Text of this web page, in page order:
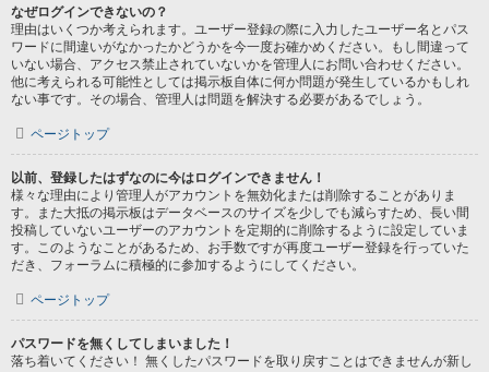
なぜログインできないの？
理由はいくつか考えられます。ユーザー登録の際に入力したユーザー名とパス
ワードに間違いがなかったかどうかを今一度お確かめください。もし間違って
いない場合、アクセス禁止されていないかを管理人にお問い合わせください。
他に考えられる可能性としては掲示板自体に何か問題が発生しているかもしれ
ない事です。その場合、管理人は問題を解決する必要があるでしょう。
ページトップ
以前、登録したはずなのに今はログインできません！
様々な理由により管理人がアカウントを無効化または削除することがありま
す。また大抵の掲示板はデータベースのサイズを少しでも減らすため、長い間
投稿していないユーザーのアカウントを定期的に削除するように設定していま
す。このようなことがあるため、お手数ですが再度ユーザー登録を行っていた
だき、フォーラムに積極的に参加するようにしてください。
ページトップ
パスワードを無くしてしまいました！
落ち着いてください！ 無くしたパスワードを取り戻すことはできませんが新し